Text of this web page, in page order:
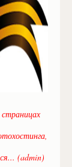
(admin)